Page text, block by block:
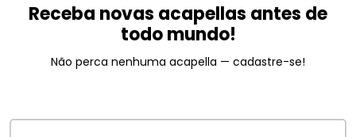
Receba novas acapellas antes de
todo mundo!
Não perca nenhuma acapella — cadastre-se!